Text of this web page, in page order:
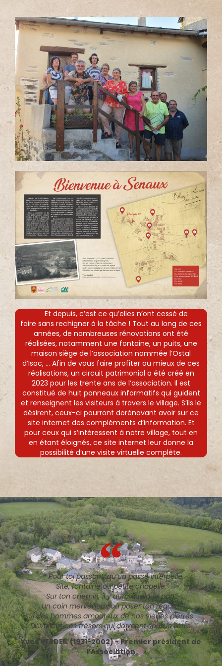
Et depuis, c’est ce qu’elles n’ont cessé de
faire sans rechigner à la tâche ! Tout au long de ces
années, de nombreuses rénovations ont été
réalisées, notamment une fontaine, un puits, une
maison siège de l’association nommée l’Ostal
d’Isac, … Afin de vous faire profiter au mieux de ces
réalisations, un circuit patrimonial a été créé en
2023 pour les trente ans de l’association. Il est
constitué de huit panneaux informatifs qui guident
et renseignent les visiteurs à travers le village. S’ils le
désirent, ceux-ci pourront dorénavant avoir sur ce
site internet des compléments d’information. Et
pour ceux qui s’intéressent à notre village, tout en
en étant éloignés, ce site internet leur donne la
possibilité d’une visite virtuelle complète.
Pour toi passant, qu’un passé interpelle,
Site, fontaine ou petite chapelle,
Sur ton chemin, il y aura quelque part,
Un coin merveilleux où poser ton regard,
Si des hommes amoureux de nos vieilles pierres
Dévoilent ces trésors qui dorment sous le lierre.
Yves VERDEIL (1931-2002) - Premier président de
l’Association